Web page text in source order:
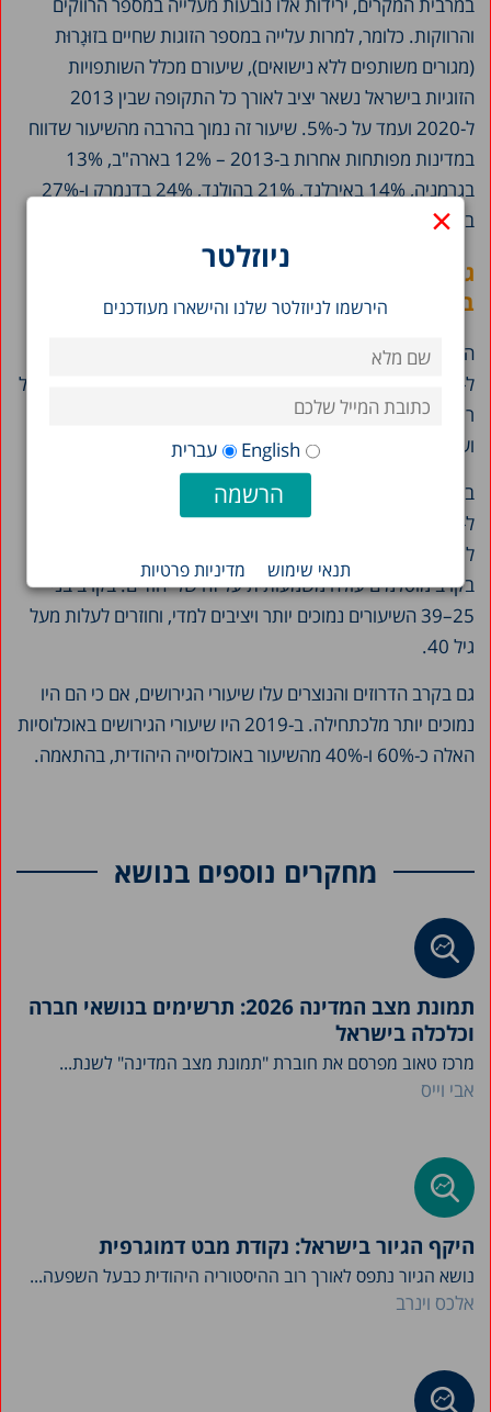
×
ניוזלטר
הירשמו לניוזלטר שלנו והישארו מעודכנים
English עברית
תנאי שימוש מדיניות פרטיות
והרווקות. כלומר, למרות עלייה במספר הזוגות שחיים בזוּגָרוּת
(מגורים משותפים ללא נישואים), שיעורם מכלל השותפויות
הזוגיות בישראל נשאר יציב לאורך כל התקופה שבין 2013
ל-2020 ועמד על כ-5%. שיעור זה נמוך בהרבה מהשיעור שדווח
במדינות מפותחות אחרות ב-2013 – 12% בארה"ב, 13%
בגרמניה, 14% באירלנד, 21% בהולנד, 24% בדנמרק ו-27%
בנורווגיה.
גירושים – יציבות באוכלוסייה היהודית ועלייה
בשאר המגזרים
ל-2019 ירד מכ-10 ל-9.1 מקרים ל-1,000 זוגות. בבחינה לפי גיל
ועליות קטנות מעל גיל 40.
בקרב מוסלמים עולה משמעותית על זה של יהודים. בקרב בני
25–39 השיעורים נמוכים יותר ויציבים למדי, וחוזרים לעלות מעל
גיל 40.
גם בקרב הדרוזים והנוצרים עלו שיעורי הגירושים, אם כי הם היו
נמוכים יותר מלכתחילה. ב-2019 היו שיעורי הגירושים באוכלוסיות
האלה כ-60% ו-40% מהשיעור באוכלוסייה היהודית, בהתאמה.
מחקרים נוספים בנושא
תמונת מצב המדינה 2026: תרשימים בנושאי חברה
וכלכלה בישראל
מרכז טאוב מפרסם את חוברת "תמונת מצב המדינה" לשנת...
אבי וייס
היקף הגיור בישראל: נקודת מבט דמוגרפית
נושא הגיור נתפס לאורך רוב ההיסטוריה היהודית כבעל השפעה...
אלכס וינרב